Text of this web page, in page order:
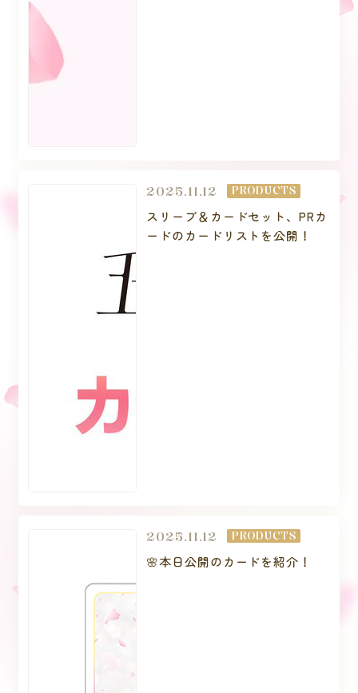
2025.11.12 PRODUCTS
スリーブ＆カードセット、PRカ
ードのカードリストを公開！
2025.11.12 PRODUCTS
🌸本日公開のカードを紹介！